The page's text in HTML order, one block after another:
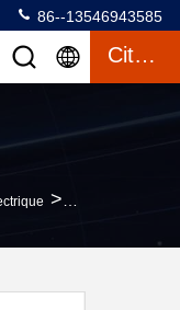
86--13546943585
Citation
>